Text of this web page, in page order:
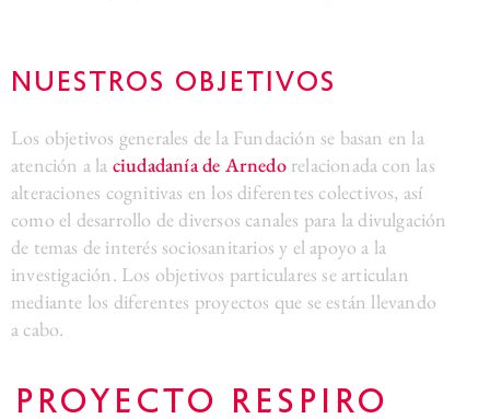
Nuestros objetivos
Los objetivos generales de la Fundación se basan en la
atención a la ciudadanía de Arnedorelacionada con las
alteraciones cognitivas en los diferentes colectivos, así
como el desarrollo de diversos canales para la divulgación
de temas de interés sociosanitarios y el apoyo a la
investigación. Los objetivos particulares se articulan
mediante los diferentes proyectos que se están llevando
a cabo.
Proyecto Respiro